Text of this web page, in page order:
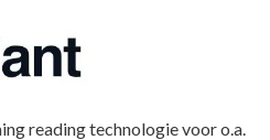
reading technologie voor o.a.